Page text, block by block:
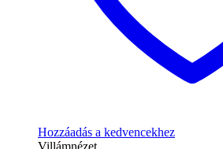
Hozzáadás a kedvencekhez